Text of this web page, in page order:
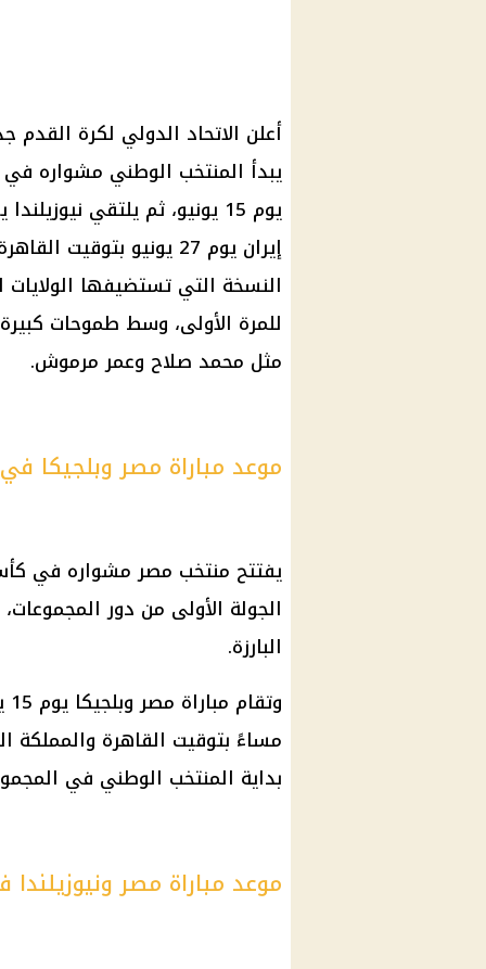
يبدأ المنتخب الوطني مشواره في
إيران يوم 27 يونيو
للمرة الأولى، وسط طموحات
مثل محمد صلاح وعمر مرموش.
موعد مباراة مصر وبلجيكا في
الجولة الأولى من دور
البارزة.
مساءً بتوقيت القاهرة
بداية المنتخب الوطني في
موعد مباراة مصر ونيوزيلندا